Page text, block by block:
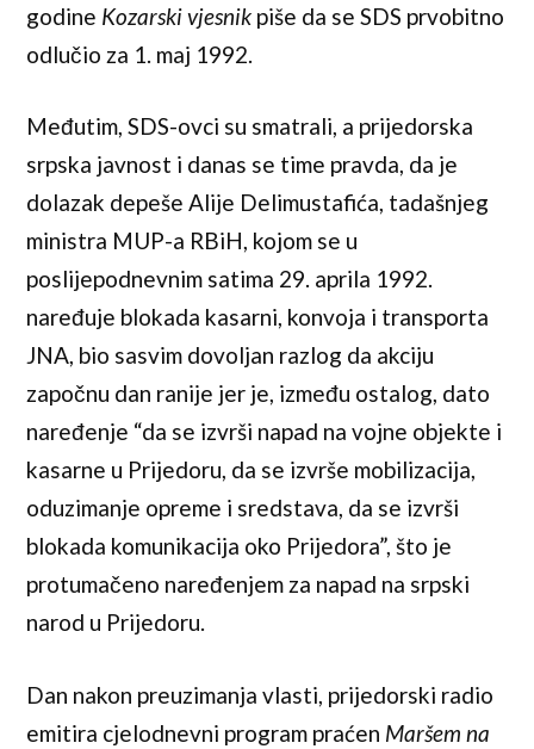
godine Kozarski vjesnik piše da se SDS prvobitno
odlučio za 1. maj 1992.
Međutim, SDS-ovci su smatrali, a prijedorska
srpska javnost i danas se time pravda, da je
dolazak depeše Alije Delimustafića, tadašnjeg
ministra MUP-a RBiH, kojom se u
poslijepodnevnim satima 29. aprila 1992.
naređuje blokada kasarni, konvoja i transporta
JNA, bio sasvim dovoljan razlog da akciju
započnu dan ranije jer je, između ostalog, dato
naređenje “da se izvrši napad na vojne objekte i
kasarne u Prijedoru, da se izvrše mobilizacija,
oduzimanje opreme i sredstava, da se izvrši
blokada komunikacija oko Prijedora”, što je
protumačeno naređenjem za napad na srpski
narod u Prijedoru.
Dan nakon preuzimanja vlasti, prijedorski radio
emitira cjelodnevni program praćen Maršem na